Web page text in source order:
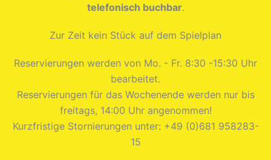
telefonisch buchbar.
Zur Zeit kein Stück auf dem Spielplan
Reservierungen werden von Mo. - Fr. 8:30 -15:30 Uhr
bearbeitet.
Reservierungen für das Wochenende werden nur bis
freitags, 14:00 Uhr angenommen!
Kurzfristige Stornierungen unter: +49 (0)681 958283-
15